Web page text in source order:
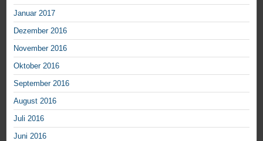
Januar 2017
Dezember 2016
November 2016
Oktober 2016
September 2016
August 2016
Juli 2016
Juni 2016